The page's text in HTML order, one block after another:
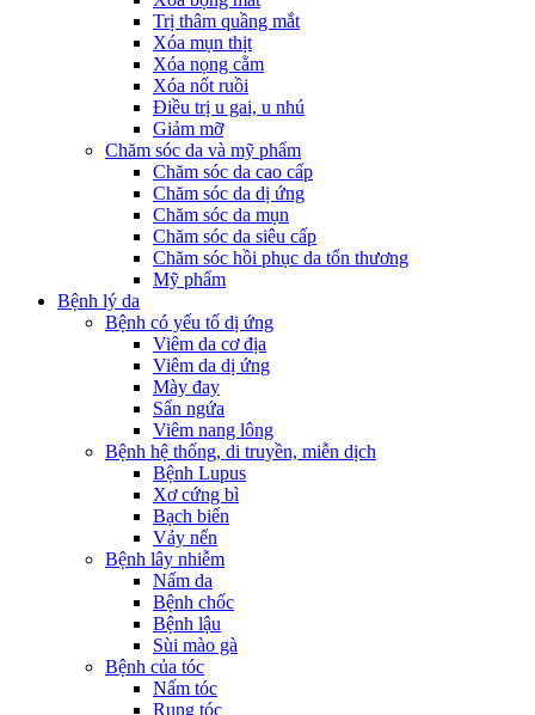
Trị thâm quầng mắt
Xóa mụn thịt
Xóa nọng cằm
Xóa nốt ruồi
Điều trị u gai, u nhú
Giảm mỡ
Chăm sóc da và mỹ phẩm
Chăm sóc da cao cấp
Chăm sóc da dị ứng
Chăm sóc da mụn
Chăm sóc da siêu cấp
Chăm sóc hồi phục da tổn thương
Mỹ phẩm
Bệnh lý da
Bệnh có yếu tố dị ứng
Viêm da cơ địa
Viêm da dị ứng
Mày đay
Sẩn ngứa
Viêm nang lông
Bệnh hệ thống, di truyền, miễn dịch
Bệnh Lupus
Xơ cứng bì
Bạch biến
Vảy nến
Bệnh lây nhiễm
Nấm da
Bệnh chốc
Bệnh lậu
Sùi mào gà
Bệnh của tóc
Nấm tóc
Rụng tóc